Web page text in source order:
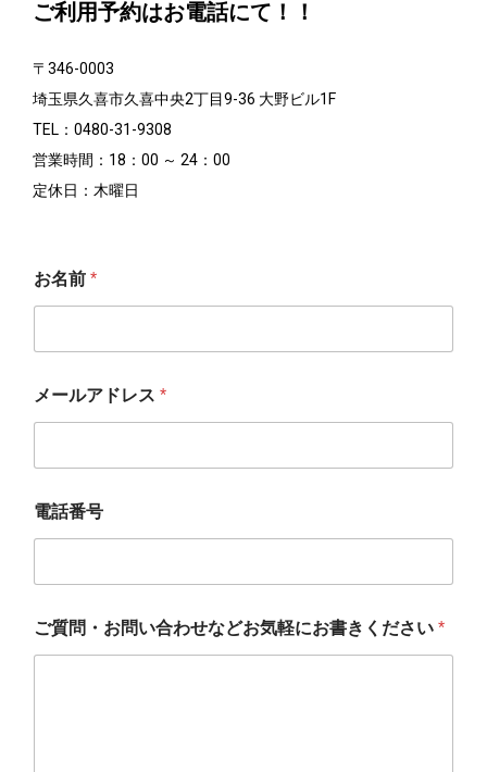
ご利用予約はお電話にて！！
〒346-0003
埼玉県久喜市久喜中央2丁目9-36 大野ビル1F
TEL：0480-31-9308
営業時間：18：00 ～ 24：00
定休日：木曜日
お名前 *
メールアドレス *
電話番号
ご質問・お問い合わせなどお気軽にお書きください *